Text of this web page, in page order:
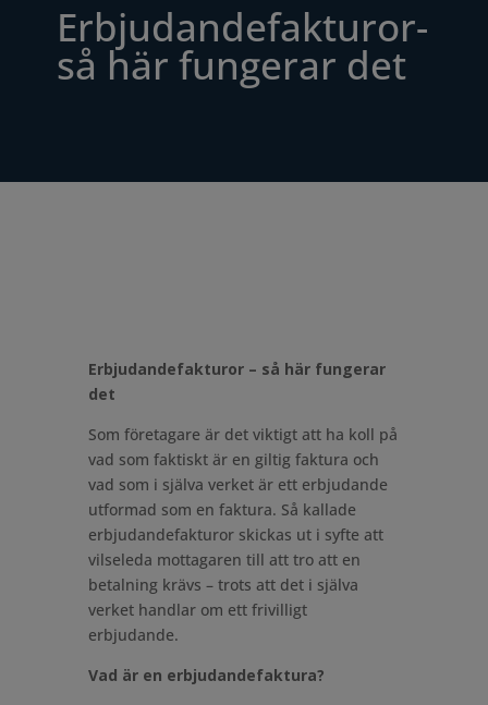
Erbjudandefakturor-
så här fungerar det
Erbjudandefakturor – så här fungerar
det
Som företagare är det viktigt att ha koll på
vad som faktiskt är en giltig faktura och
vad som i själva verket är ett erbjudande
utformad som en faktura. Så kallade
erbjudandefakturor skickas ut i syfte att
vilseleda mottagaren till att tro att en
betalning krävs – trots att det i själva
verket handlar om ett frivilligt
erbjudande.
Vad är en erbjudandefaktura?